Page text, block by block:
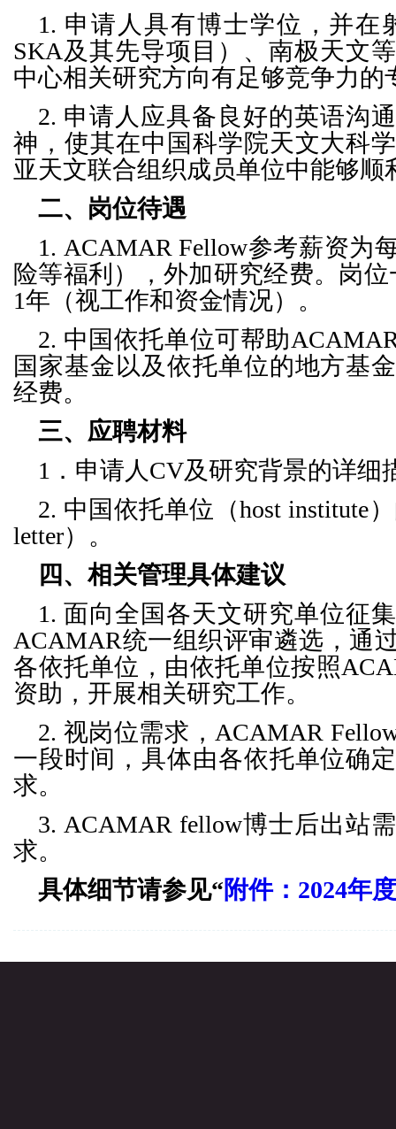
1. 申请人具有博士学位，并在
SKA及其先导项目）、南极天文
中心相关研究方向有足够竞争力的
2. 申请人应具备良好的英语沟
神，使其在中国科学院天文大科
亚天文联合组织成员单位中能够顺
二、岗位待遇
1. ACAMAR Fellow参考薪资为
险等福利），外加研究经费。岗
1年（视工作和资金情况）。
2. 中国依托单位可帮助
国家基金以及依托单位的地方基
经费。
三、应聘材料
1．申请人CV及研究背景的详细
2. 中国依托单位（host institute
letter）。
四、相关管理具体建议
1. 面向全国各天文研究单位征
ACAMAR统一组织评审遴选，通
各依托单位，由依托单位按照
资助，开展相关研究工作。
2. 视岗位需求，ACAMAR
一段时间，具体由各依托单位确
求。
3. ACAMAR fellow博士后出站
求。
具体细节请参见“附件：2024年